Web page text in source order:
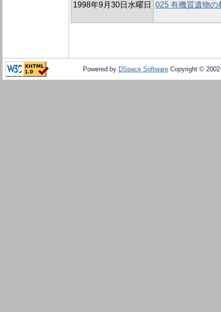
1998年9月30日水曜日 025 有機質遺物の
Powered by DSpace Software Copyright ©